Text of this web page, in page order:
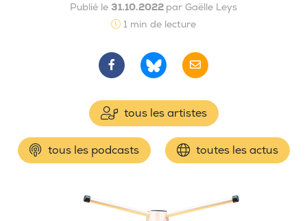
Publié le 31.10.2022 par Gaëlle Leys
1 min de lecture
tous les artistes
tous les podcasts toutes les actus